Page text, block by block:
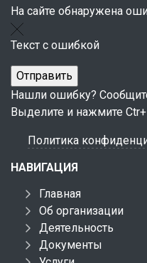
На сайте обнаружена
Текст с ошибкой
Нашли ошибку?
Выделите и нажмите
Политика
НАВИГАЦИЯ
Главная
Об организации
Деятельность
Документы